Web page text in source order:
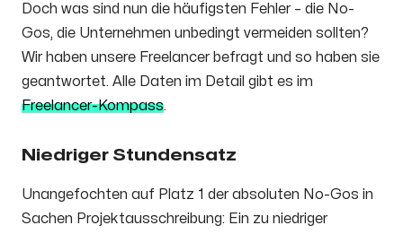
Doch was sind nun die häufigsten Fehler – die No-
Gos, die Unternehmen unbedingt vermeiden sollten?
Wir haben unsere Freelancer befragt und so haben sie
geantwortet. Alle Daten im Detail gibt es im
Freelancer-Kompass.
Niedriger Stundensatz
Unangefochten auf Platz 1 der absoluten No-Gos in
Sachen Projektausschreibung: Ein zu niedriger